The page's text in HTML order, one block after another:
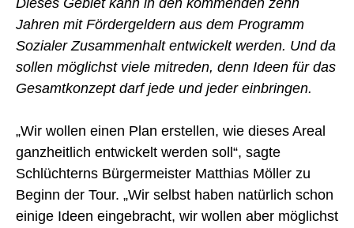
Jahren mit Fördergeldern aus dem Programm
Sozialer Zusammenhalt entwickelt werden. Und da
sollen möglichst viele mitreden, denn Ideen für das
Gesamtkonzept darf jede und jeder einbringen.
„Wir wollen einen Plan erstellen, wie dieses Areal
ganzheitlich entwickelt werden soll“, sagte
Schlüchterns Bürgermeister Matthias Möller zu
Beginn der Tour. „Wir selbst haben natürlich schon
einige Ideen eingebracht, wir wollen aber möglichst